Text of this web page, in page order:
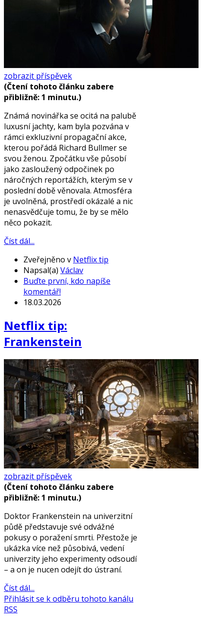
zobrazit příspěvek
(Čtení tohoto článku zabere
přibližně: 1 minutu.)
Známá novinářka se ocitá na palubě
luxusní jachty, kam byla pozvána v
rámci exkluzivní propagační akce,
kterou pořádá Richard Bullmer se
svou ženou. Zpočátku vše působí
jako zasloužený odpočinek po
náročných reportážích, kterým se v
poslední době věnovala. Atmosféra
je uvolněná, prostředí okázalé a nic
nenasvědčuje tomu, že by se mělo
něco pokazit.
Číst dál...
Zveřejněno v Netflix tip
Napsal(a) Václav
Buďte první, kdo napíše
komentář!
18.03.2026
Netflix tip:
Frankenstein
zobrazit příspěvek
(Čtení tohoto článku zabere
přibližně: 1 minutu.)
Doktor Frankenstein na univerzitní
půdě představuje své odvážné
pokusy o poražení smrti. Přestože je
ukázka více než působivá, vedení
univerzity jeho experimenty odsoudí
– a on je nucen odejít do ústraní.
Číst dál...
Přihlásit se k odběru tohoto kanálu
RSS